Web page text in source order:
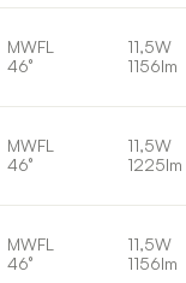
MWFL
46°
11,5W
1156lm
MWFL
46°
11,5W
1225lm
MWFL
46°
11,5W
1156lm